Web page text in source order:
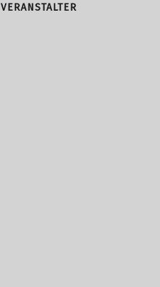
VERANSTALTER